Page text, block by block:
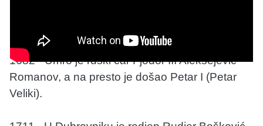
1682 - Umro je ruski car Fjodor III Aleksejevič
Romanov, a na presto je došao Petar I (Petar
Veliki).